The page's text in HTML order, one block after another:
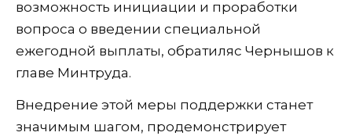
возможность инициации и проработки
вопроса о введении специальной
ежегодной выплаты, обратиляс Чернышов к
главе Минтруда.
Внедрение этой меры поддержки станет
значимым шагом, продемонстрирует